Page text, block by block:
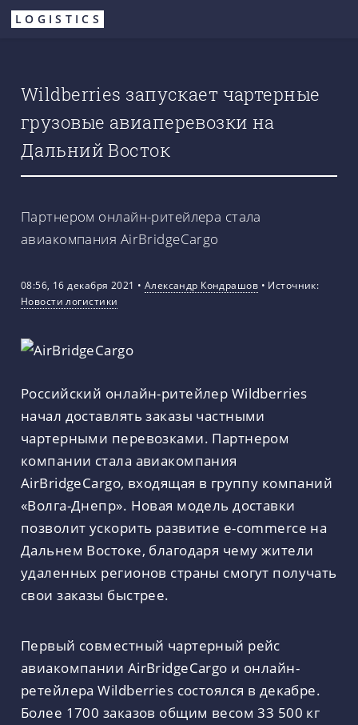
Перейти
LOGISTICS
Wildberries запускает чартерные
грузовые авиаперевозки на
Дальний Восток
Партнером онлайн-ритейлера стала
авиакомпания AirBridgeCargo
08:56, 16 декабря 2021 • Александр Кондрашов • Источник:
Новости логистики
Российский онлайн-ритейлер Wildberries
начал доставлять заказы частными
чартерными перевозками. Партнером
компании стала авиакомпания
AirBridgeCargo, входящая в группу компаний
«Волга-Днепр». Новая модель доставки
позволит ускорить развитие e-commerce на
Дальнем Востоке, благодаря чему жители
удаленных регионов страны смогут получать
свои заказы быстрее.
Первый совместный чартерный рейс
авиакомпании AirBridgeCargo и онлайн-
ретейлера Wildberries состоялся в декабре.
Более 1700 заказов общим весом 33 500 кг